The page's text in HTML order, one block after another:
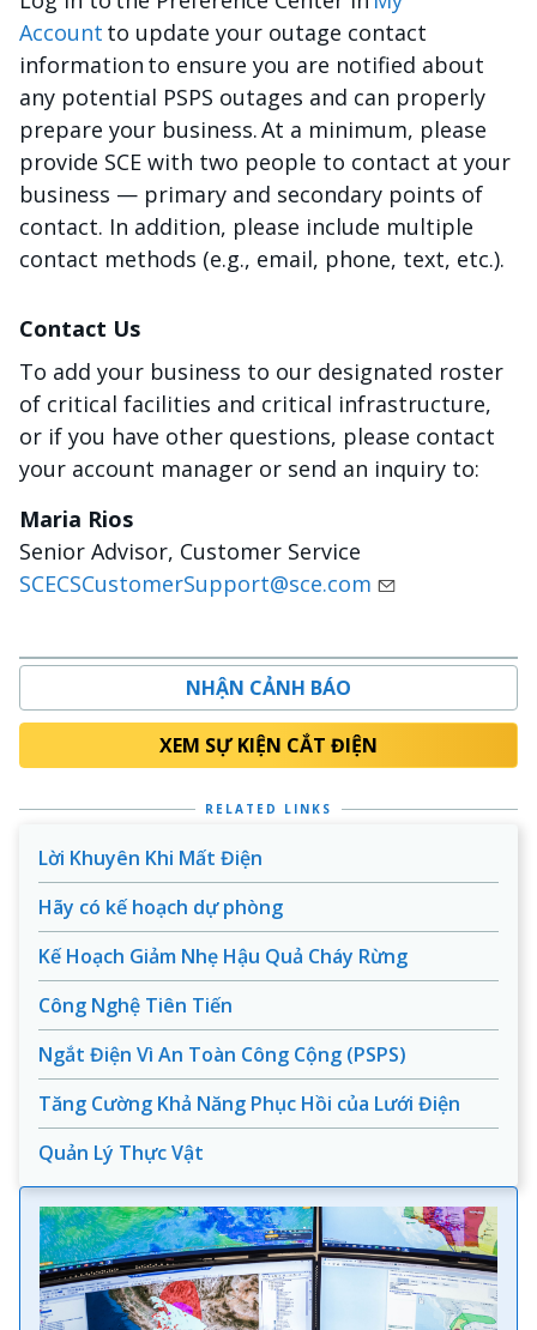
Account to update your outage contact
information to ensure you are notified about
any potential PSPS outages and can properly
prepare your business. At a minimum, please
provide SCE with two people to contact at your
business — primary and secondary points of
contact. In addition, please include multiple
contact methods (e.g., email, phone, text, etc.).
Contact Us
To add your business to our designated roster
of critical facilities and critical infrastructure,
or if you have other questions, please contact
your account manager or send an inquiry to:
Maria Rios
Senior Advisor, Customer Service
SCECSCustomerSupport@sce.com
NHẬN CẢNH BÁO
XEM SỰ KIỆN CẮT ĐIỆN
RELATED LINKS
Lời Khuyên Khi Mất Điện
Hãy có kế hoạch dự phòng
Kế Hoạch Giảm Nhẹ Hậu Quả Cháy Rừng
Công Nghệ Tiên Tiến
Ngắt Điện Vì An Toàn Công Cộng (PSPS)
Tăng Cường Khả Năng Phục Hồi của Lưới Điện
Quản Lý Thực Vật